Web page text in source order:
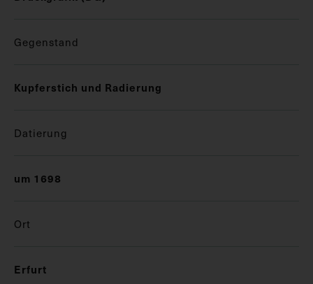
Gegenstand
Kupferstich und Radierung
Datierung
um 1698
Ort
Erfurt